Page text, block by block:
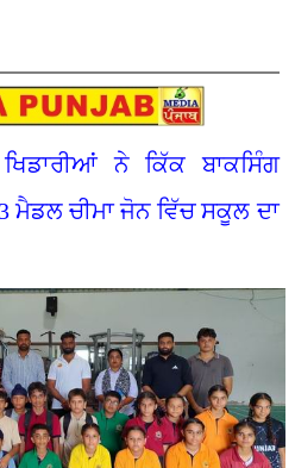
ਨੇ ਕਿੱਕ ਬਾਕਸਿੰਗ
ਮੈਡਲ ਚੀਮਾ ਜੋਨ ਵਿੱਚ ਸਕੂਲ ਦਾ